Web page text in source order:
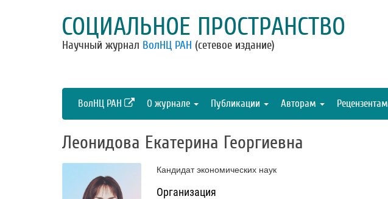
СОЦИАЛЬНОЕ ПРОСТРАНСТВО
Научный журнал ВолНЦ РАН (сетевое издание)
ВолНЦ РАН О журнале Публикации Авторам Рецензентам
Леонидова Екатерина Георгиевна
Кандидат экономических наук
Организация